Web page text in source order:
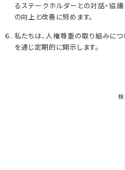
るステークホルダーとの対話・協
の向上と改善に努めます。
６. 私たちは、人権尊重の取り組みにつ
を通じ定期的に開示します。